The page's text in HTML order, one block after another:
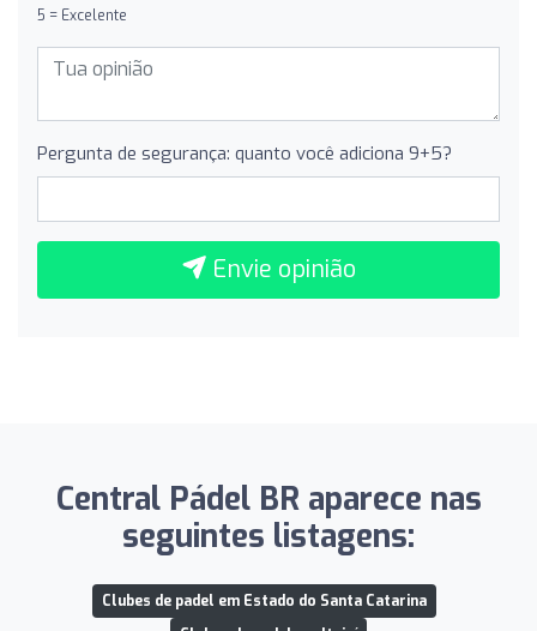
5 = Excelente
Pergunta de segurança: quanto você adiciona 9+5?
Envie opinião
Central Pádel BR aparece nas
seguintes listagens:
Clubes de padel em Estado do Santa Catarina